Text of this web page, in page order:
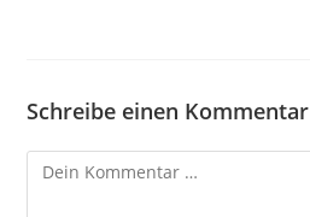
Schreibe einen Kommentar
Kommentar